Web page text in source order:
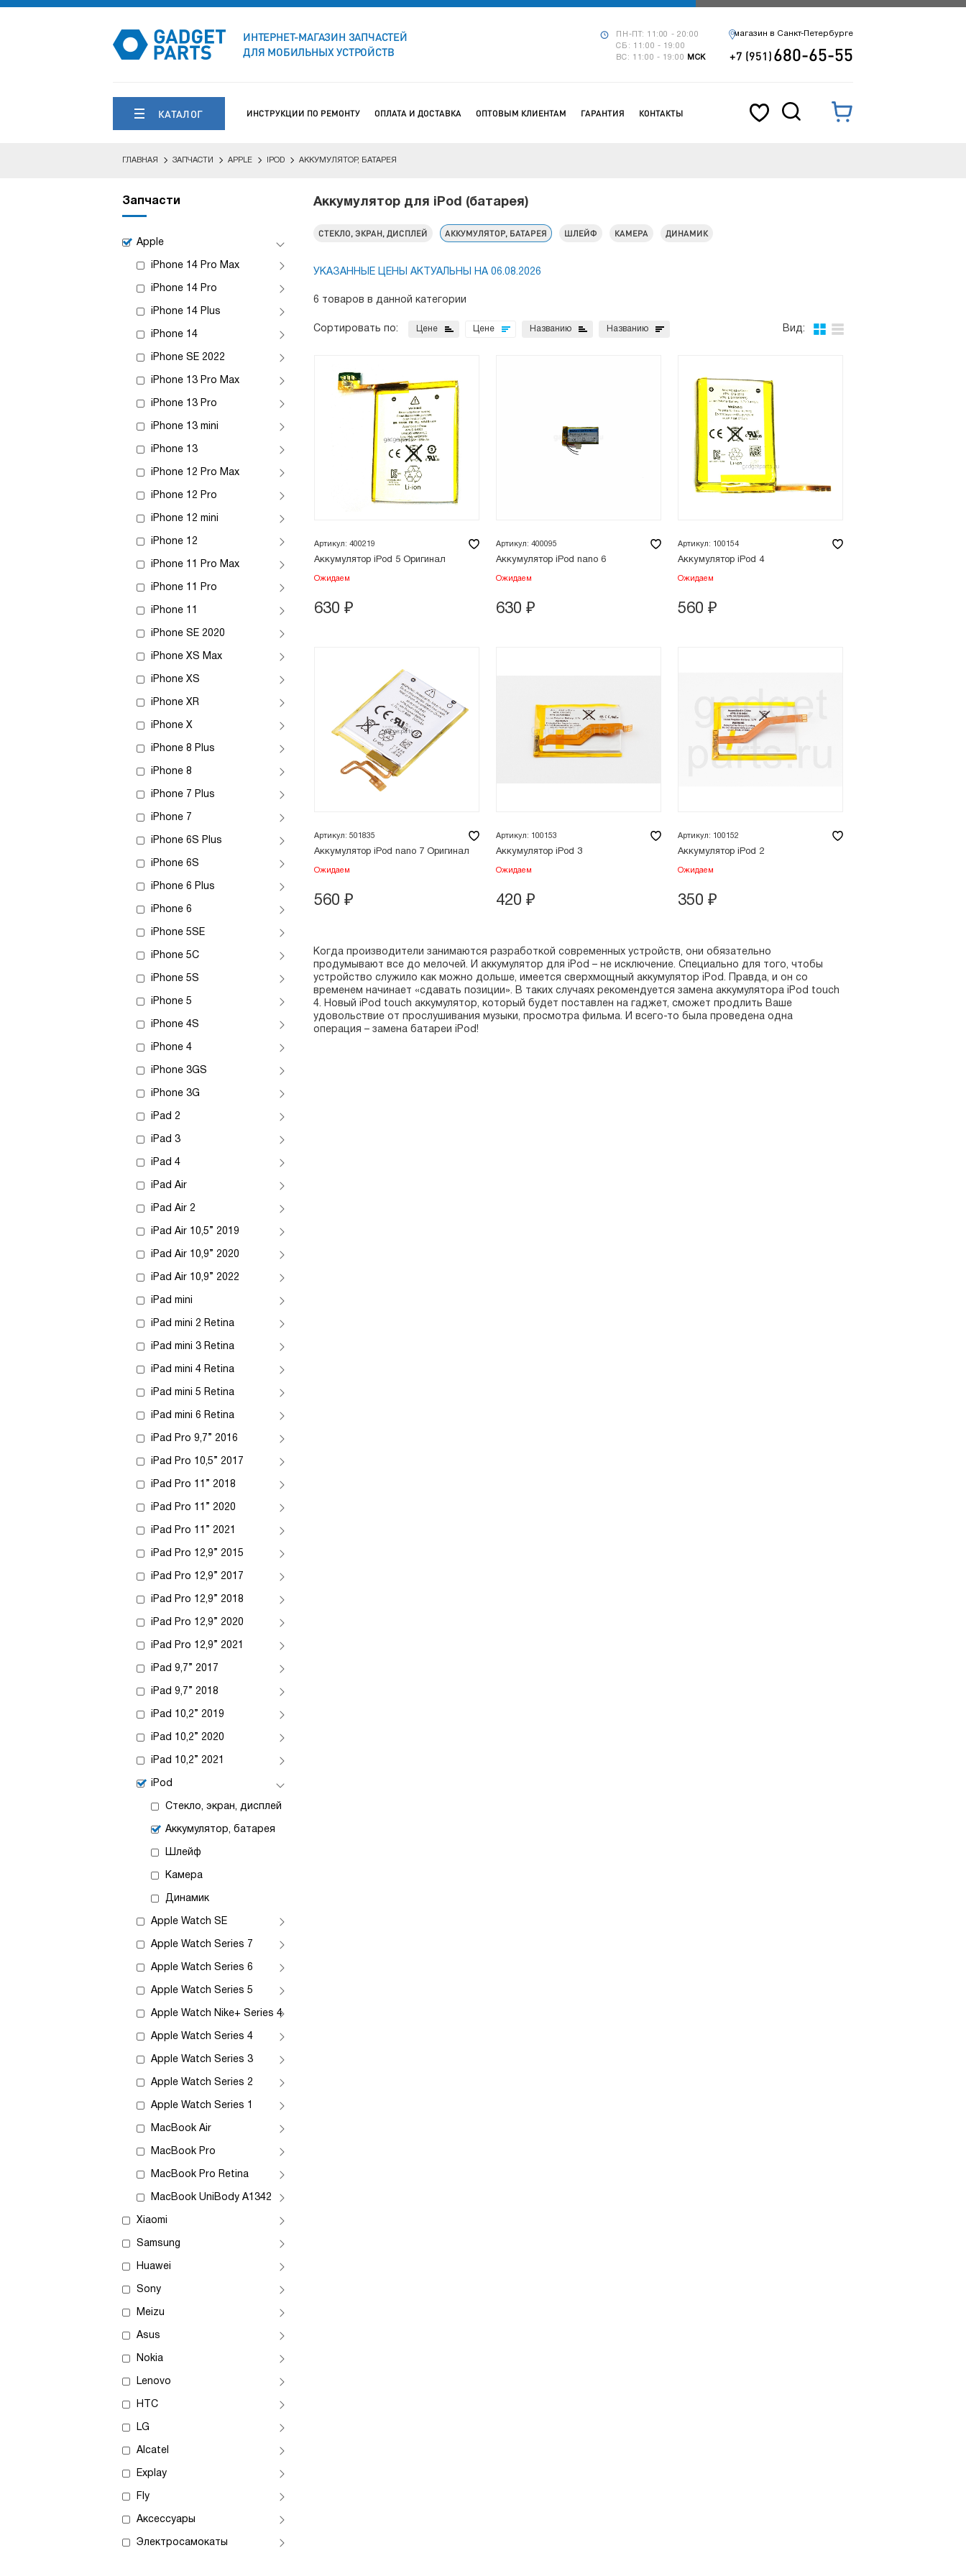
ИНТЕРНЕТ-МАГАЗИН ЗАПЧАСТЕЙ
ДЛЯ МОБИЛЬНЫХ УСТРОЙСТВ
ПН-ПТ: 11:00 - 20:00
СБ: 11:00 - 19:00
ВС: 11:00 - 19:00
МСК
магазин в Санкт-Петербурге
+7 (951)680-65-55
КАТАЛОГ ИНСТРУКЦИИ ПО РЕМОНТУ ОПЛАТА И ДОСТАВКА ОПТОВЫМ КЛИЕНТАМ ГАРАНТИЯ КОНТАКТЫ
ГЛАВНАЯ ЗАПЧАСТИ APPLE IPOD АККУМУЛЯТОР, БАТАРЕЯ
Запчасти
Apple
iPhone 14 Pro Max
iPhone 14 Pro
iPhone 14 Plus
iPhone 14
iPhone SE 2022
iPhone 13 Pro Max
iPhone 13 Pro
iPhone 13 mini
iPhone 13
iPhone 12 Pro Max
iPhone 12 Pro
iPhone 12 mini
iPhone 12
iPhone 11 Pro Max
iPhone 11 Pro
iPhone 11
iPhone SE 2020
iPhone XS Max
iPhone XS
iPhone XR
iPhone X
iPhone 8 Plus
iPhone 8
iPhone 7 Plus
iPhone 7
iPhone 6S Plus
iPhone 6S
iPhone 6 Plus
iPhone 6
iPhone 5SE
iPhone 5C
iPhone 5S
iPhone 5
iPhone 4S
iPhone 4
iPhone 3GS
iPhone 3G
iPad 2
iPad 3
iPad 4
iPad Air
iPad Air 2
iPad Air 10,5” 2019
iPad Air 10,9” 2020
iPad Air 10,9” 2022
iPad mini
iPad mini 2 Retina
iPad mini 3 Retina
iPad mini 4 Retina
iPad mini 5 Retina
iPad mini 6 Retina
iPad Pro 9,7” 2016
iPad Pro 10,5” 2017
iPad Pro 11” 2018
iPad Pro 11” 2020
iPad Pro 11” 2021
iPad Pro 12,9” 2015
iPad Pro 12,9” 2017
iPad Pro 12,9” 2018
iPad Pro 12,9” 2020
iPad Pro 12,9” 2021
iPad 9,7” 2017
iPad 9,7” 2018
iPad 10,2” 2019
iPad 10,2” 2020
iPad 10,2” 2021
iPod
Стекло, экран, дисплей
Аккумулятор, батарея
Шлейф
Камера
Динамик
Apple Watch SE
Apple Watch Series 7
Apple Watch Series 6
Apple Watch Series 5
Apple Watch Nike+ Series 4
Apple Watch Series 4
Apple Watch Series 3
Apple Watch Series 2
Apple Watch Series 1
MacBook Air
MacBook Pro
MacBook Pro Retina
MacBook UniBody A1342
Xiaomi
Samsung
Huawei
Sony
Meizu
Asus
Nokia
Lenovo
HTC
LG
Alcatel
Explay
Fly
Аксессуары
Электросамокаты
Аккумулятор для iPod (батарея)
СТЕКЛО, ЭКРАН, ДИСПЛЕЙ АККУМУЛЯТОР, БАТАРЕЯ ШЛЕЙФ КАМЕРА ДИНАМИК
УКАЗАННЫЕ ЦЕНЫ АКТУАЛЬНЫ НА 06.08.2026
6 товаров в данной категории
Вид:
Сортировать по: Цене Цене Названию Названию
Артикул: 400219
Аккумулятор iPod 5 Оригинал
Ожидаем
630 ₽
Артикул: 400095
Аккумулятор iPod nano 6
Ожидаем
630 ₽
Артикул: 100154
Аккумулятор iPod 4
Ожидаем
560 ₽
Артикул: 501835
Аккумулятор iPod nano 7 Оригинал
Ожидаем
560 ₽
Артикул: 100153
Аккумулятор iPod 3
Ожидаем
420 ₽
Артикул: 100152
Аккумулятор iPod 2
Ожидаем
350 ₽
Когда производители занимаются разработкой современных устройств, они обязательно
продумывают все до мелочей. И аккумулятор для iPod – не исключение. Специально для того, чтобы
устройство служило как можно дольше, имеется сверхмощный аккумулятор iPod. Правда, и он со
временем начинает «сдавать позиции». В таких случаях рекомендуется замена аккумулятора iPod touch
4. Новый iPod touch аккумулятор, который будет поставлен на гаджет, сможет продлить Ваше
удовольствие от прослушивания музыки, просмотра фильма. И всего-то была проведена одна
операция – замена батареи iPod!